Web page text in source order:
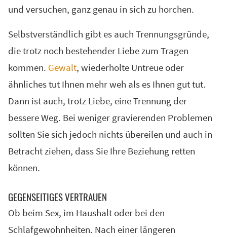
und versuchen, ganz genau in sich zu horchen.
Selbstverständlich gibt es auch Trennungsgründe,
die trotz noch bestehender Liebe zum Tragen
kommen. Gewalt, wiederholte Untreue oder
ähnliches tut Ihnen mehr weh als es Ihnen gut tut.
Dann ist auch, trotz Liebe, eine Trennung der
bessere Weg. Bei weniger gravierenden Problemen
sollten Sie sich jedoch nichts übereilen und auch in
Betracht ziehen, dass Sie Ihre Beziehung retten
können.
GEGENSEITIGES VERTRAUEN
Ob beim Sex, im Haushalt oder bei den
Schlafgewohnheiten. Nach einer längeren